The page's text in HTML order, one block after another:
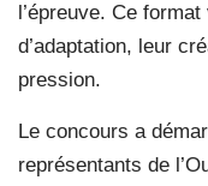
l’épreuve. Ce
d’adaptation, leur
pression.
Le concours a
représentants de